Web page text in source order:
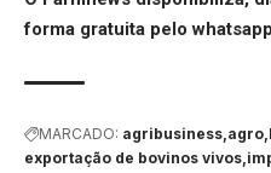
forma gratuita pelo
MARCADO: agribusiness agro
exportação de bovinos vivos